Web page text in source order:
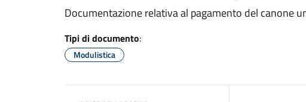
Documentazione relativa al pagamento del canone
Tipi di documento:
Modulistica